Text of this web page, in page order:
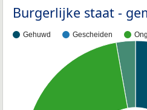
Burgerlijke staat -
Gehuwd Gescheiden